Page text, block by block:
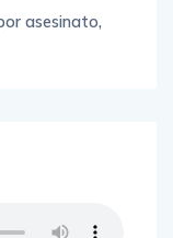
asesinato,